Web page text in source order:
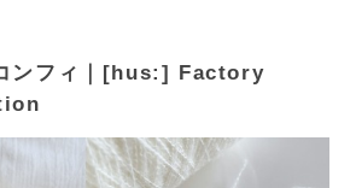
ンフィ｜[hus:] Factory